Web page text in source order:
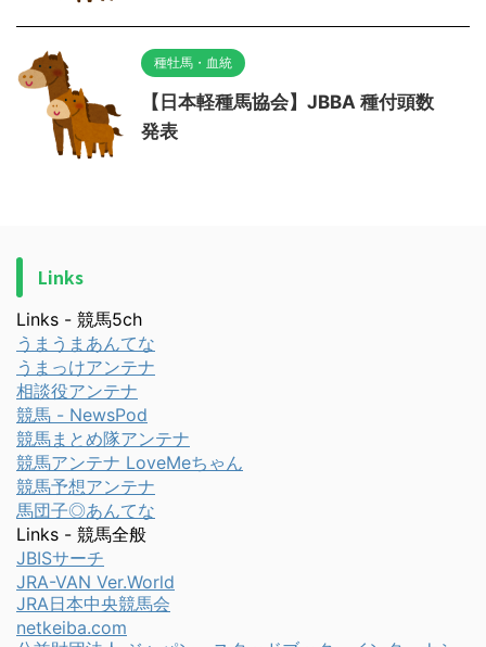
種牡馬・血統
【日本軽種馬協会】JBBA 種付頭数
発表
Links
Links - 競馬5ch
うまうまあんてな
うまっけアンテナ
相談役アンテナ
競馬 - NewsPod
競馬まとめ隊アンテナ
競馬アンテナ LoveMeちゃん
競馬予想アンテナ
馬団子◎あんてな
Links - 競馬全般
JBISサーチ
JRA-VAN Ver.World
JRA日本中央競馬会
netkeiba.com